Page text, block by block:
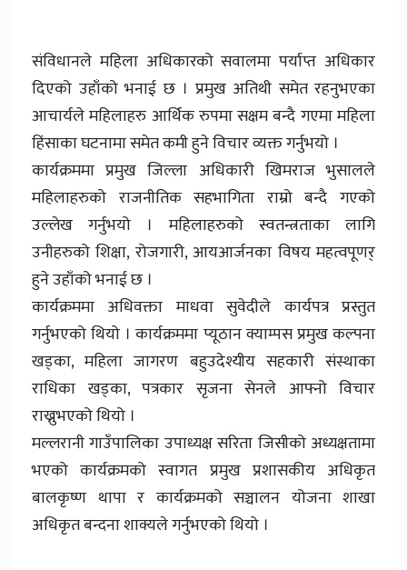
संविधानले महिला अधिकारको सवालमा पर्याप्त अधिकार
दिएको उहाँको भनाई छ । प्रमुख अतिथी समेत रहनुभएका
आचार्यले महिलाहरु आर्थिक रुपमा सक्षम बन्दै गएमा महिला
हिंसाका घटनामा समेत कमी हुने विचार व्यक्त गर्नुभयो ।
कार्यक्रममा प्रमुख जिल्ला अधिकारी खिमराज भुसालले
महिलाहरुको राजनीतिक सहभागिता राम्रो बन्दै गएको
उल्लेख गर्नुभयो । महिलाहरुको स्वतन्त्रताका लागि
उनीहरुको शिक्षा, रोजगारी, आयआर्जनका विषय महत्वपूणर्
हुने उहाँको भनाई छ ।
कार्यक्रममा अधिवक्ता माधवा सुवेदीले कार्यपत्र प्रस्तुत
गर्नुभएको थियो । कार्यक्रममा प्यूठान क्याम्पस प्रमुख कल्पना
खड्का, महिला जागरण बहुउदेश्यीय सहकारी संस्थाका
राधिका खड्का, पत्रकार सृजना सेनले आफ्नो विचार
राख्नुभएको थियो ।
मल्लरानी गाउँपालिका उपाध्यक्ष सरिता जिसीको अध्यक्षतामा
भएको कार्यक्रमको स्वागत प्रमुख प्रशासकीय अधिकृत
बालकृष्ण थापा र कार्यक्रमको सञ्चालन योजना शाखा
अधिकृत बन्दना शाक्यले गर्नुभएको थियो ।